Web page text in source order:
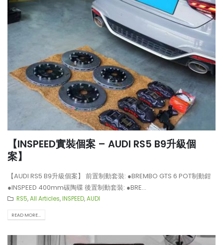
【INSPEED實裝個案 – AUDI RS5 B9升級個
案】
【AUDI RS5 B9升級個案】 前置制動套裝: ●BREMBO GTS 6 POT制動鉗
●INSPEED 400mm碳陶碟 後置制動套裝: ●BRE...
RS5,All Articles,INSPEED,AUDI
READ MORE...